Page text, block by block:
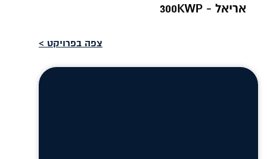
אריאל - 300KWP
צפה בפרויקט >